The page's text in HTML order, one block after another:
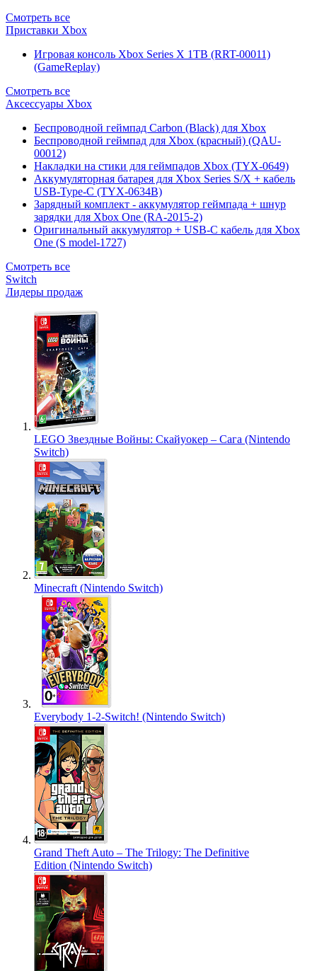
Смотреть все
Приставки Xbox
Игровая консоль Xbox Series X 1TB (RRT-00011)
(GameReplay)
Смотреть все
Аксессуары Xbox
Беспроводной геймпад Carbon (Black) для Xbox
Беспроводной геймпад для Xbox (красный) (QAU-
00012)
Накладки на стики для геймпадов Xbox (TYX-0649)
Аккумуляторная батарея для Xbox Series S/X + кабель
USB-Type-C (TYX-0634B)
Зарядный комплект - аккумулятор геймпада + шнур
зарядки для Xbox One (RA-2015-2)
Оригинальный аккумулятор + USB-C кабель для Xbox
One (S model-1727)
Смотреть все
Switch
Лидеры продаж
LEGO Звездные Войны: Скайуокер – Сага (Nintendo
Switch)
Minecraft (Nintendo Switch)
Everybody 1-2-Switch! (Nintendo Switch)
Grand Theft Auto – The Trilogy: The Definitive
Edition (Nintendo Switch)